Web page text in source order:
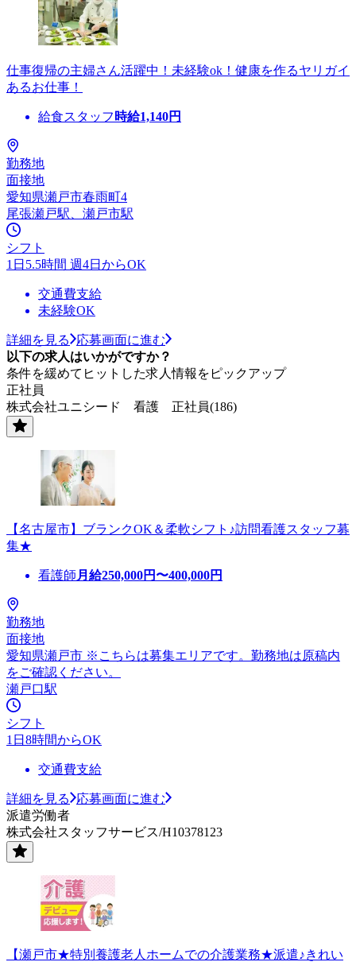
仕事復帰の主婦さん活躍中！未経験ok！健康を作るヤリガイ
あるお仕事！
給食スタッフ 時給1,140円
勤務地
面接地
愛知県瀬戸市春雨町4
尾張瀬戸駅、瀬戸市駅
シフト
1日5.5時間 週4日からOK
交通費支給
未経験OK
詳細を見る
応募画面に進む
以下の求人はいかがですか？
条件を緩めてヒットした求人情報をピックアップ
正社員
株式会社ユニシード 看護 正社員(186)
【名古屋市】ブランクOK＆柔軟シフト♪訪問看護スタッフ募
集★
看護師 月給250,000円〜400,000円
勤務地
面接地
愛知県瀬戸市 ※こちらは募集エリアです。勤務地は原稿内
をご確認ください。
瀬戸口駅
シフト
1日8時間からOK
交通費支給
詳細を見る
応募画面に進む
派遣労働者
株式会社スタッフサービス/H10378123
【瀬戸市★特別養護老人ホームでの介護業務★派遣♪きれい